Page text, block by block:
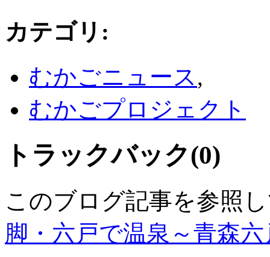
カテゴリ :
むかごニュース,
むかごプロジェクト
トラックバック(0)
このブログ記事を参照
脚・六戸で温泉～青森